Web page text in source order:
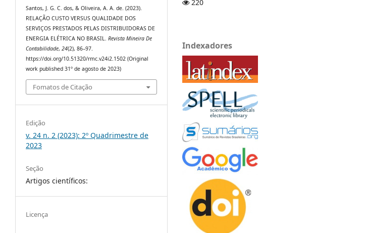
Santos, J. G. C. dos, & Oliveira, A. A. de. (2023).
RELAÇÃO CUSTO VERSUS QUALIDADE DOS
SERVIÇOS PRESTADOS PELAS DISTRIBUIDORAS DE
ENERGIA ELÉTRICA NO BRASIL.Revista Mineira De
Contabilidade,24(2), 86–97.
https://doi.org/10.51320/rmc.v24i2.1502 (Original
work published 31º de agosto de 2023)
Fomatos de Citação
Edição
v. 24 n. 2 (2023): 2º Quadrimestre de
2023
Seção
Artigos científicos:
Licença
220
Indexadores